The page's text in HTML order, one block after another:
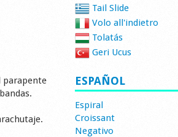
parapente
Tail Slide
Volo all'indietro
Tolatás
Geri Ucus
ESPAÑOL
Espiral
Croissant
Negativo